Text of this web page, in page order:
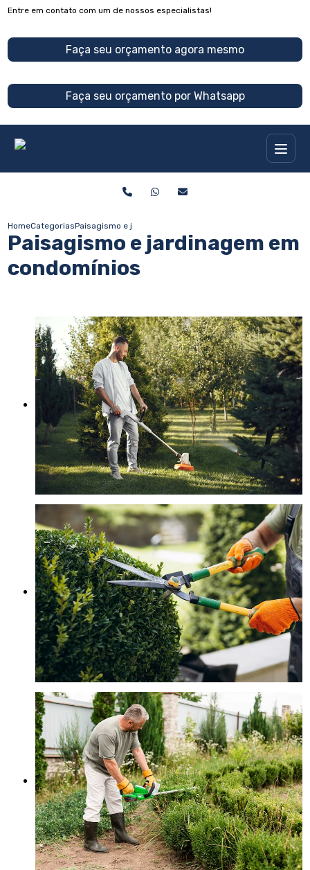
Entre em contato com um de nossos especialistas!
Faça seu orçamento agora mesmo
Faça seu orçamento por Whatsapp
HomeCategoriasPaisagismo e jardinagem em condomínios
Paisagismo e jardinagem em
condomínios